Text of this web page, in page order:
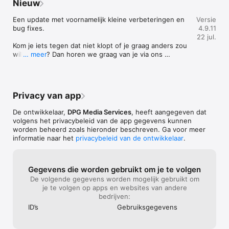
- UV
- BBQ
- Temperatuur
- Grondtemperatuur
- Wind
- Luchtvochtigheid
- Neerslagsom
- Europa Buienradar
- Europa Satellietbeelden
- Europa Temperatuur
Daarnaast werken onze meteorologen meerdere malen per
In de tabel “Komende uren in” kun je voor jouw gekozen
locatie (óók voor buitenlandse plaatsen) een uur-tot-uur
voorspelling vinden van de temperatuur, het aantal millimeter
regen per uur, de neerslagkans, de windrichting en de
windkracht.
Nieuw
Een update met voornamelijk kleine verbeteringen en
bug fixes.
Kom je iets tegen dat niet klopt of je graag anders zou
willen zien? Dan horen we graag van je via ons
… meer
Versie
4.9.11
22 jul.
Privacy van app
De ontwikkelaar, DPG Media Services, heeft aangegeven dat
volgens het privacybeleid van de app gegevens kunnen
worden beheerd zoals hieronder beschreven. Ga voor meer
informatie naar het privacybeleid van de ontwikkelaar.
Gegevens die worden gebruikt om je te volgen
De volgende gegevens worden mogelijk gebruikt om
je te volgen op apps en websites van andere
bedrijven:
ID’s
Gebruiks­gegevens